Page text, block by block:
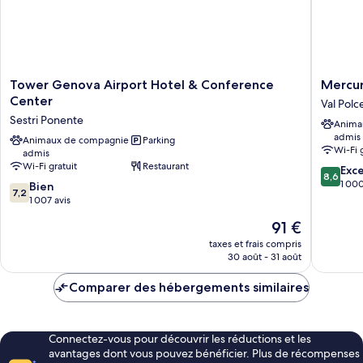
Tower
Genova
Hotel
&
Conference
Center
Sestri
Ponente
Tower Genova Airport Hotel & Conference
Center
Sestri Ponente
Animaux de compagnie
admis
Parking
Wi-Fi gratuit
Restaurant
7.2
sur
7,2 Bien
1 007 avis
Le
nouveau
prix
de
91 €
taxes et frais compris
30 août - 31 août
Mercure
Genova
San
Biagio
Val
Val
admis
Wi-Fi
8.6
sur
8,6
1
Comparer des hébergements similaires
Connectez-vous pour découvrir les réductions et les
avantages dont vous pouvez bénéficier. Plus de récompenses